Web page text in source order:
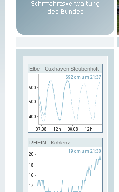
Elbe - Cuxhaven Steubenhöft
RHEIN - Koblenz